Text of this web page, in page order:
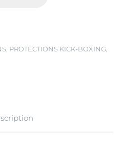
PROTECTIONS KICK-BOXING